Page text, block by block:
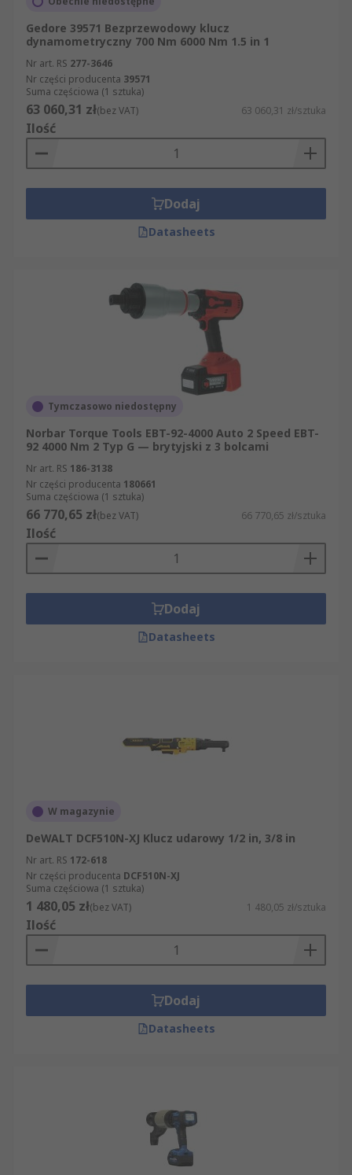
Gedore 39571 Bezprzewodowy klucz
dynamometryczny 700 Nm 6000 Nm 1.5 in 1
Nr art. RS 277-3646
Nr części producenta 39571
Suma częściowa (1 sztuka)
63 060,31 zł(bez VAT) 63 060,31 zł/sztuka
Ilość
Dodaj
Datasheets
Tymczasowo niedostępny
Norbar Torque Tools EBT-92-4000 Auto 2 Speed EBT-
92 4000 Nm 2 Typ G — brytyjski z 3 bolcami
Nr art. RS 186-3138
Nr części producenta 180661
Suma częściowa (1 sztuka)
66 770,65 zł(bez VAT) 66 770,65 zł/sztuka
Ilość
Dodaj
Datasheets
W magazynie
DeWALT DCF510N-XJ Klucz udarowy 1/2 in, 3/8 in
Nr art. RS 172-618
Nr części producenta DCF510N-XJ
Suma częściowa (1 sztuka)
1 480,05 zł(bez VAT) 1 480,05 zł/sztuka
Ilość
Dodaj
Datasheets